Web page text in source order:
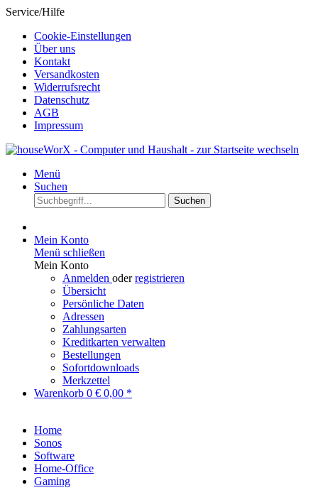
Service/Hilfe
Cookie-Einstellungen
Über uns
Kontakt
Versandkosten
Widerrufsrecht
Datenschutz
AGB
Impressum
Menü
Suchen
Suchen
Mein Konto
Menü schließen
Mein Konto
Anmelden oderregistrieren
Übersicht
Persönliche Daten
Adressen
Zahlungsarten
Kreditkarten verwalten
Bestellungen
Sofortdownloads
Merkzettel
Warenkorb 0 € 0,00 *
Home
Sonos
Software
Home-Office
Gaming